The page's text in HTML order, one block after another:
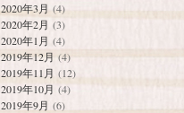
2020年3月 (4)
2020年2月 (3)
2020年1月 (4)
2019年12月 (4)
2019年11月 (12)
2019年10月 (4)
2019年9月 (6)